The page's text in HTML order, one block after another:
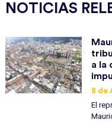
NOTICIAS
a la
8 de
El